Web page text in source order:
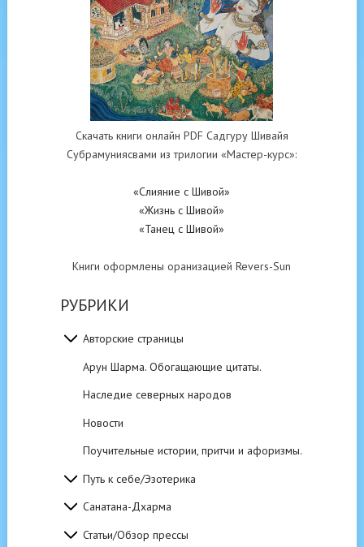
Скачать книги онлайн PDF Садгуру Шивайя
Субрамуниясвами из трилогии «Мастер-курс»:
«Слияние с Шивой»
«Жизнь с Шивой»
«Танец с Шивой»
Книги оформлены оранизацией Revers-Sun
РУБРИКИ
Авторские страницы
Арун Шарма. Обогащающие цитаты.
Наследие северных народов
Новости
Поучительные истории, притчи и афоризмы.
Путь к себе/Эзотерика
Санатана-Дхарма
Статьи/Обзор прессы